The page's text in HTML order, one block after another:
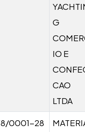
G
IO E
CAO
LTDA
0001-28